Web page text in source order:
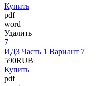
Купить
pdf
word
Удалить
7
ИДЗ Часть 1 Вариант 7
590RUB
Купить
pdf